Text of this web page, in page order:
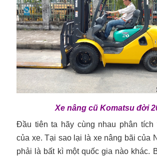
Xe nâng cũ Komatsu đời
Đầu tiên ta hãy cùng nhau phân tích
của xe. Tại sao lại là xe nâng bãi của
phải là bất kì một quốc gia nào khác.